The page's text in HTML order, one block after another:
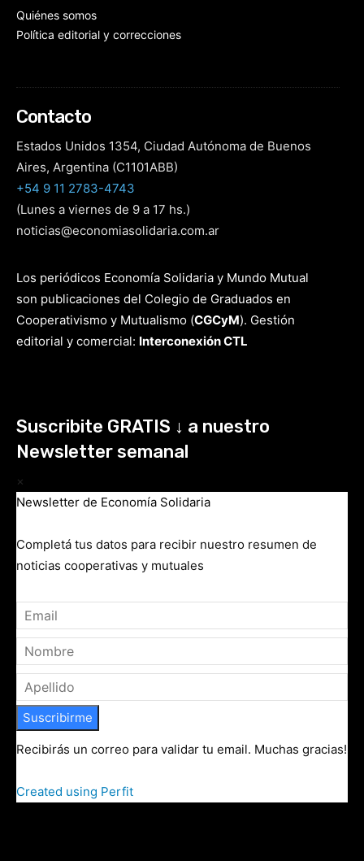
Quiénes somos
Política editorial y correcciones
Contacto
Estados Unidos 1354, Ciudad Autónoma de Buenos
Aires, Argentina (C1101ABB)
+54 9 11 2783-4743
(Lunes a viernes de 9 a 17 hs.)
noticias@economiasolidaria.com.ar
Los periódicos Economía Solidaria y Mundo Mutual
son publicaciones del Colegio de Graduados en
Cooperativismo y Mutualismo (CGCyM). Gestión
editorial y comercial: Interconexión CTL
Suscribite GRATIS ↓ a nuestro
Newsletter semanal
×
Newsletter de Economía Solidaria
Completá tus datos para recibir nuestro resumen de
noticias cooperativas y mutuales
Suscribirme
Recibirás un correo para validar tu email. Muchas gracias!
Created using Perfit